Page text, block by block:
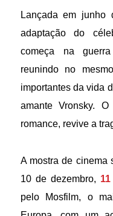
Lançada em
adaptação do
começa na guerra
reunindo no
importantes da vida
amante Vronsky.
romance, revive a
A mostra de cinema
10 de dezembro,
pelo Mosfilm, o